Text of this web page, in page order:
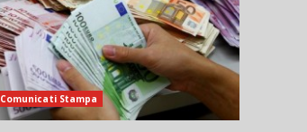
Comunicati Stampa